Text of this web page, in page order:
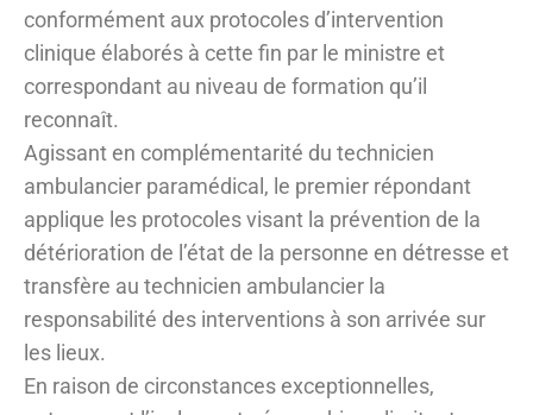
conformément aux protocoles d’intervention
clinique élaborés à cette fin par le ministre et
correspondant au niveau de formation qu’il
reconnaît.
Agissant en complémentarité du technicien
ambulancier paramédical, le premier répondant
applique les protocoles visant la prévention de la
détérioration de l’état de la personne en détresse et
transfère au technicien ambulancier la
responsabilité des interventions à son arrivée sur
les lieux.
En raison de circonstances exceptionnelles,